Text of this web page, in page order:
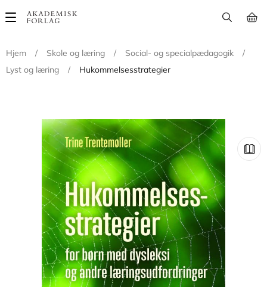
Main
Hjem
/ Skole og læring / Social- og specialpædagogik
/
Lyst og læring
/ Hukommelsesstrategier